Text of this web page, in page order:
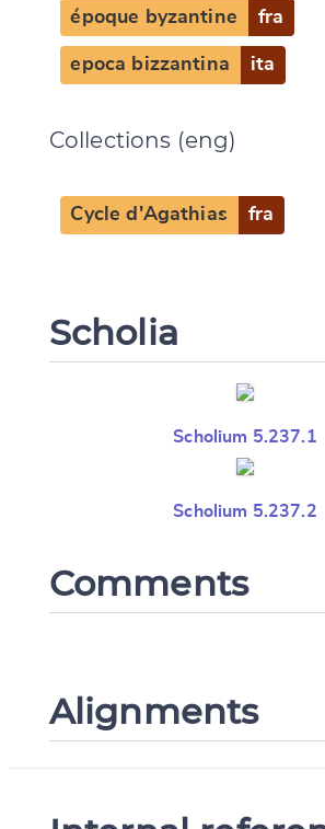
époque byzantine fra
epoca bizzantina ita
Collections (eng)
Cycle d'Agathias fra
Scholia
Scholium 5.237.1
Scholium 5.237.2
Comments
Alignments